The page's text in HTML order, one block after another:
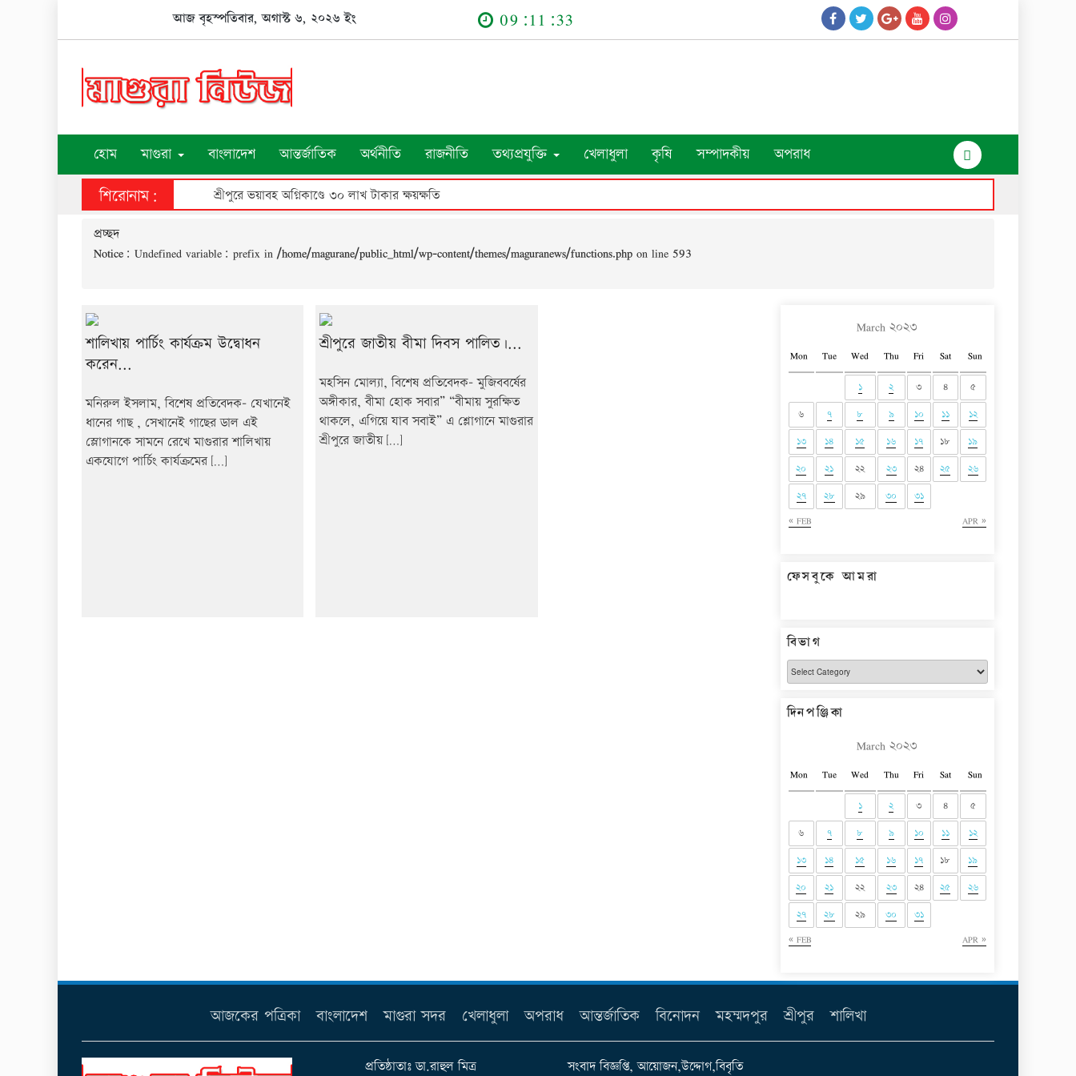
আজ বৃহস্পতিবার, অগাস্ট ৬, ২০২৬ ইং 09:11:33
হোম মাগুরা বাংলাদেশ আন্তর্জাতিক অর্থনীতি রাজনীতি তথ্যপ্রযুক্তি খেলাধুলা কৃষি সম্পাদকীয় অপরাধ
শিরোনাম: শ্রীপুরে ভয়াবহ অগ্নিকাণ্ডে ৩০ লাখ টাকার ক্ষয়ক্ষতি
প্রচ্ছদ
Notice : Undefined variable: prefix in /home/magurane/public_html/wp-content/themes/maguranews/functions.php on line 593
শালিখায় পার্চিং কার্যক্রম উদ্বোধন
করেন...
মনিরুল ইসলাম, বিশেষ প্রতিবেদক- যেখানেই
ধানের গাছ , সেখানেই গাছের ডাল এই
স্লোগানকে সামনে রেখে মাগুরার শালিখায়
একযোগে পার্চিং কার্যক্রমের […]
শ্রীপুরে জাতীয় বীমা দিবস পালিত।...
মহসিন মোল্যা, বিশেষ প্রতিবেদক- মুজিববর্ষের
অঙ্গীকার, বীমা হোক সবার” “বীমায় সুরক্ষিত
থাকলে, এগিয়ে যাব সবাই” এ শ্লোগানে মাগুরার
শ্রীপুরে জাতীয় […]
March ২০২৩
Mon Tue Wed Thu Fri Sat Sun
« FEB APR »
১ ২ ৩ ৪
৫
৬
৭ ৮ ৯ ১০ ১১
১২
১৩
১৪ ১৫ ১৬ ১৭ ১৮
১৯
২০
২১ ২২ ২৩ ২৪ ২৫
২৬
২৭
২৮ ২৯ ৩০ ৩১
ফেসবুকে আমরা
বিভাগ
বিভাগ
দিনপঞ্জিকা
March ২০২৩
Mon Tue Wed Thu Fri Sat Sun
« FEB APR »
১ ২ ৩ ৪
৫
৬
৭ ৮ ৯ ১০ ১১
১২
১৩
১৪ ১৫ ১৬ ১৭ ১৮
১৯
২০
২১ ২২ ২৩ ২৪ ২৫
২৬
২৭
২৮ ২৯ ৩০ ৩১
আজকের পত্রিকা বাংলাদেশ মাগুরা সদর খেলাধুলা অপরাধ আন্তর্জাতিক বিনোদন মহম্মদপুর শ্রীপুর শালিখা
প্রতিষ্ঠাতাঃ ডা.রাহুল মিত্র সংবাদ বিজ্ঞপ্তি, আয়োজন,উদ্দোগ,বিবৃতি